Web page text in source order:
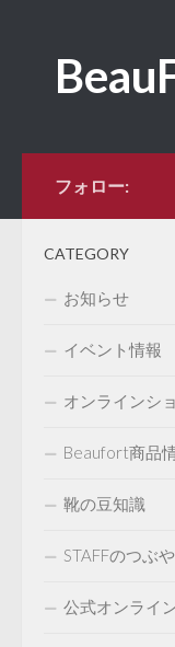
フォロー:
CATEGORY
お知らせ
イベント情報
オンラインシ
Beaufort商品
靴の豆知識
STAFFのつぶ
公式オンライ